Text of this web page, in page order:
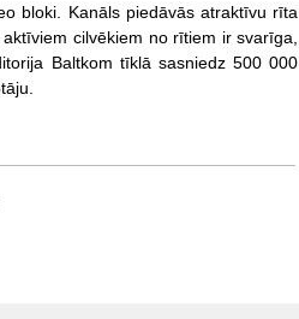
bloki. Kanāls piedāvās atraktīvu rīta
cilvēkiem no rītiem ir svarīga,
Baltkom tīklā sasniedz 500 000